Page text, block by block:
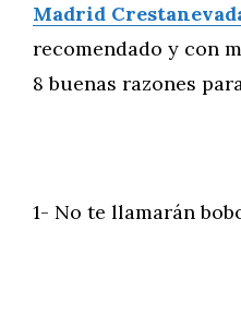
Madrid
recomendado y con
8 buenas razones
1- No te llamarán